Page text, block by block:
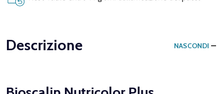
Descrizione NASCONDI